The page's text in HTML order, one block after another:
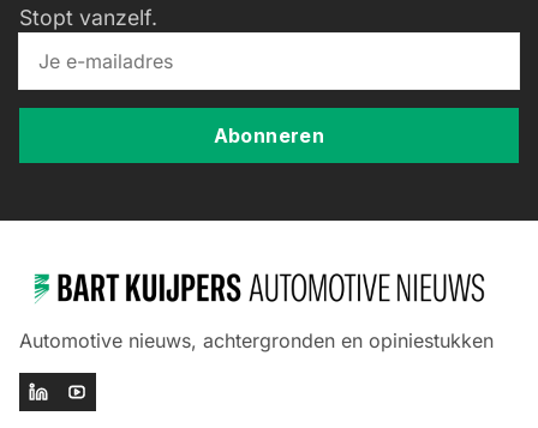
Stopt vanzelf.
Abonneren
Automotive nieuws, achtergronden en opiniestukken